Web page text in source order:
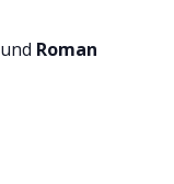
und Roman